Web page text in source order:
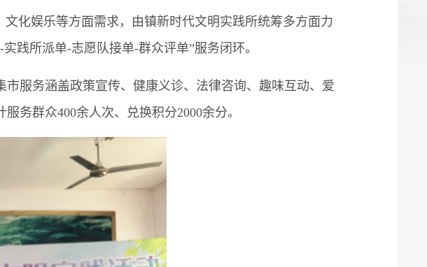
化娱乐等方面需求，由镇新时代文明实践所统筹多方面力
践所派单-志愿队接单-群众评单”服务闭环。
服务涵盖政策宣传、健康义诊、法律咨询、趣味互动、爱
务群众400余人次、兑换积分2000余分。